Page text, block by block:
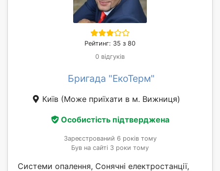
Рейтинг: 35 з 80
0 відгуків
Бригада "ЕкоТерм"
Київ (Може приїхати в м. Вижниця)
Особистість підтверджена
Зареєстрований 6 років тому
Був на сайті 3 роки тому
Системи опалення, Сонячні електростанції,